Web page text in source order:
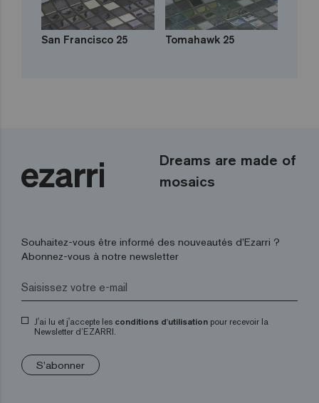
San Francisco 25 Tomahawk 25
Dreams are made of
mosaics
Souhaitez-vous être informé des nouveautés d’Ezarri ?
Abonnez-vous à notre newsletter
J'ai lu et j'accepte les conditions d'utilisation pour recevoir la
Newsletter d’EZARRI.
S'abonner